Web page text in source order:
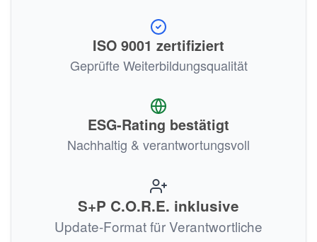
ISO 9001 zertifiziert
Geprüfte Weiterbildungsqualität
ESG-Rating bestätigt
Nachhaltig & verantwortungsvoll
S+P C.O.R.E. inklusive
Update-Format für Verantwortliche